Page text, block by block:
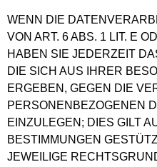
WENN DIE
VON ART. 6 ABS. 1 LIT. E
HABEN SIE JEDERZEIT
DIE SICH AUS IHRER
ERGEBEN, GEGEN DIE
PERSONENBEZOGENEN
EINZULEGEN; DIES GILT
BESTIMMUNGEN
JEWEILIGE